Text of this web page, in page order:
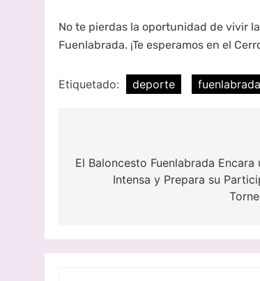
No te pierdas la oportunidad de vivir
Fuenlabrada. ¡Te esperamos en el
Etiquetado: deporte fuenlabrada
de
entradas
El Baloncesto Fuenlabrada Encara
Intensa y Prepara su